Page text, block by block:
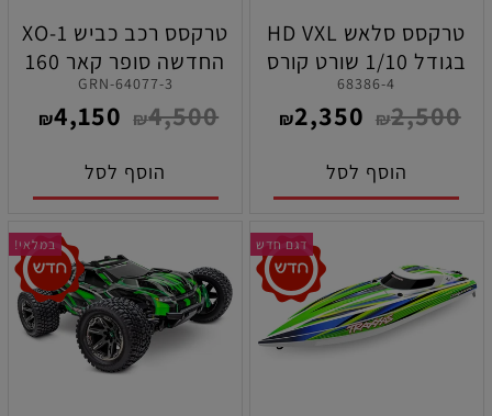
טרקסס סלאש HD VXL
בגודל 1/10 שורט קורס
בראשלס הדגם החדש
בצבע אדום
68386-4
₪2,500
₪2,350
הוסף לסל
טרקסס רכב כביש XO-1
החדשה סופר קאר 160
קמ"ש בצבע אדום
64077-3-GRN
₪4,500
₪4,150
הוסף לסל
דגם חדש במלאי!